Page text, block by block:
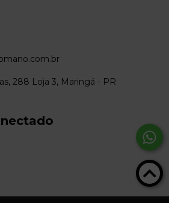
288 Loja 3, Maringá - PR